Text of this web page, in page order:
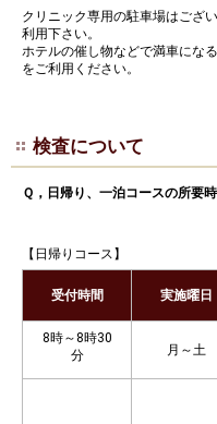
クリニック専用の駐車場はござ
利用下さい。
ホテルの催し物などで満車にな
をご利用ください。
検査について
Ｑ，日帰り、一泊コースの所要
【日帰りコース】
受付時間 実施曜日
8時～8時30
分
月～土